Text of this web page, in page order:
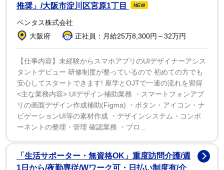
し、母は「そりゃあそうでしょうよ〜 本能で『可愛く
て仕方ない』と思わなきゃ、子育てなんて出来ないじゃ
ない 大変なことばっかりなんだから」と返答したとい
う。上原は「それが正解だね」と非常に納得したよう
で、大きなフォントで強調し記した。
ブログ読者から「大変な思いして産んだ子!!かわいっ
て…思うのは，当たり前!!親バカだっていいよ」「わた
しもひめちゃんが可愛くて仕方ない、大好き過ぎます！
さくらさんの気持ち、すっごくわかります！ワンピース
てます！かわいすぎます!」などと共感の声が届いてい
推奨」/大阪市淀川区宮原1丁目
NEW
ベンタス株式会社
大阪府
正社員：月給25万8,300円～32万円
【仕事内容】未経験からスマホアプリのUIデザイナーアシス
タントデビュー 研修制度が整っているので 初めての方でも
安心してスタートできます! 座学とOJTで一連の流れを習得
<主な業務内容> UIデザイン補助業務 ・スマートフォンアプ
リの画面デザイン作成補助(Figma) ・ボタン・アイコン・ナ
ビゲーションUI等の素材作成 ・デザインシステム・コンポ
ーネントの整理・管理 確認業務 ・プロ...
「生活サポーター・無資格OK」重度訪問介護/週
1日から/夜勤専従/Wワーク可・日払い制度有/介